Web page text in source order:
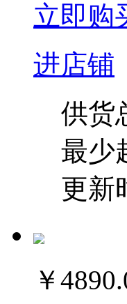
立即购
进店铺
供货
最少
更新
￥